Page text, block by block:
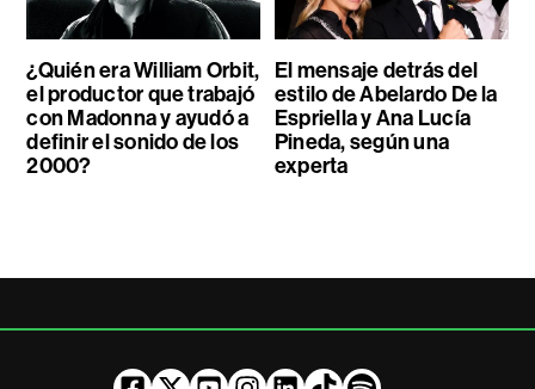
¿Quién era William Orbit,
el productor que trabajó
con Madonna y ayudó a
definir el sonido de los
2000?
El mensaje detrás del
estilo de Abelardo De la
Espriella y Ana Lucía
Pineda, según una
experta